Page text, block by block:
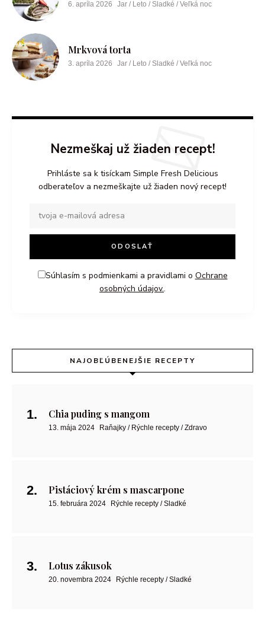
6. apríla 2026 Jar / Leto / Sladké / Veľká noc
Mrkvová torta
3. apríla 2026 Jar / Leto / Sladké / Veľká noc
Nezmeškaj už žiaden recept!
Prihláste sa k tisíckam Simple Fresh Delicious
odberateľov a nezmeškajte už žiaden nový recept!
Súhlasím s podmienkami a pravidlami o Ochrane
osobných údajov..
NAJOBĽÚBENEJŠIE RECEPTY
Chia puding s mangom
13. mája 2024 Raňajky / Rýchle recepty / Zdravo
Pistáciový krém s mascarpone
15. februára 2024 Rýchle recepty / Sladké
Lotus zákusok
20. novembra 2024 Rýchle recepty / Sladké